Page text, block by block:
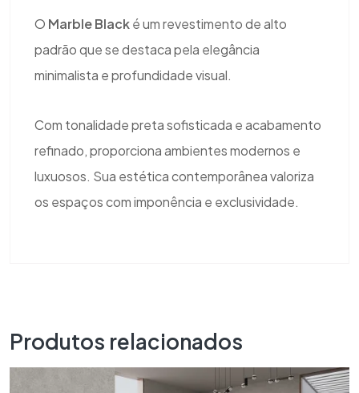
O Marble Blacké um revestimento de alto
padrão que se destaca pela elegância
minimalista e profundidade visual.
Com tonalidade preta sofisticada e acabamento
refinado, proporciona ambientes modernos e
luxuosos. Sua estética contemporânea valoriza
os espaços com imponência e exclusividade.
Produtos relacionados